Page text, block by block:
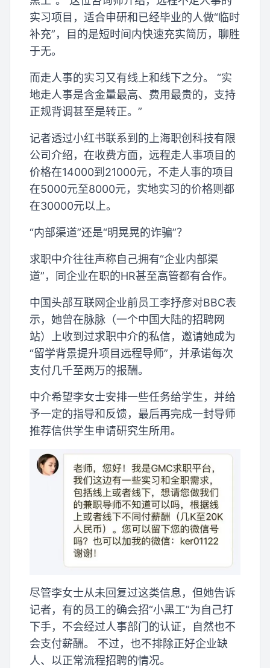
实习项目，适合申研和已经毕业的人做“临时
补充”，目的是短时间内快速充实简历，聊胜
于无。
而走人事的实习又有线上和线下之分。 “实
地走人事是含金量最高、费用最贵的，支持
正规背调甚至是转正。”
记者透过小红书联系到的上海职创科技有限
公司介绍，在收费方面，远程走人事项目的
价格在14000到21000元，不走人事的项目
在5000元至8000元，实地实习的价格则都
在30000元以上。
“内部渠道”还是“明晃晃的诈骗”？
求职中介往往声称自己拥有“企业内部渠
道”，同企业在职的HR甚至高管都有合作。
中国头部互联网企业前员工李抒彦对BBC表
示，她曾在脉脉（一个中国大陆的招聘网
站）上收到过求职中介的私信，邀请她成为
“留学背景提升项目远程导师”，并承诺每次
支付几千至两万的报酬。
中介希望李女士安排一些任务给学生，并给
予一定的指导和反馈，最后再完成一封导师
推荐信供学生申请研究生所用。
尽管李女士从未回复过这类信息，但她告诉
记者，有的员工的确会招“小黑工”为自己打
下手，不会经过人事部门的认证，自然也不
会支付薪酬。 不过，也不排除正好企业缺
人、以正常流程招聘的情况。